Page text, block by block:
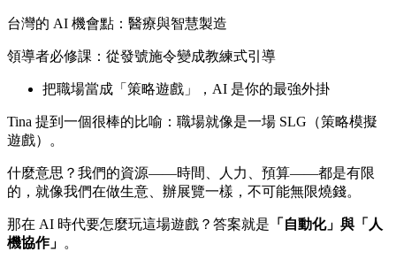
台灣的 AI 機會點：醫療與智慧製造
領導者必修課：從發號施令變成教練式引導
把職場當成「策略遊戲」，AI 是你的最強外掛
Tina 提到一個很棒的比喻：職場就像是一場 SLG（策略模擬
遊戲）。
什麼意思？我們的資源——時間、人力、預算——都是有限
的，就像我們在做生意、辦展覽一樣，不可能無限燒錢。
那在 AI 時代要怎麼玩這場遊戲？答案就是 「自動化」與「人
機協作」 。